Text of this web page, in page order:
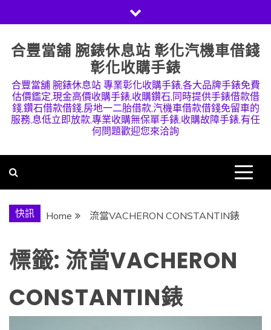
to
content
合豐當舖 腕錶休息站 彰化汽機車借錢
彰化收購手錶
合豐當舖 腕錶休息站 專業彰化收購手錶,各大品牌手錶免費
估價鑑定,現金高價收購手錶,收購鑽石,同時提供手錶借款借
錢,鑽石借款借錢,房地一二胎借款,汽機車借款借錢免留車的
服務,息低立即放款,專業收購無保單手錶,收購故障手錶,有任
何問題歡迎您來洽詢
快訊 Home 流當VACHERON CONSTANTIN錶
標籤: 流當VACHERON
CONSTANTIN錶